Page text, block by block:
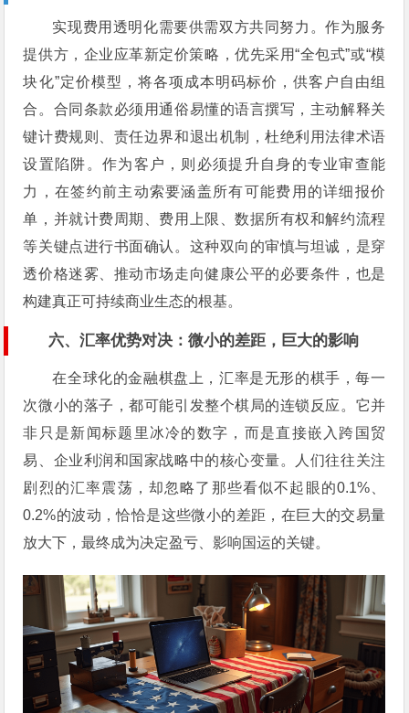
实现费用透明化需要供需双方共同努力。作为服务
提供方，企业应革新定价策略，优先采用“全包式”或“模
块化”定价模型，将各项成本明码标价，供客户自由组
合。合同条款必须用通俗易懂的语言撰写，主动解释关
键计费规则、责任边界和退出机制，杜绝利用法律术语
设置陷阱。作为客户，则必须提升自身的专业审查能
力，在签约前主动索要涵盖所有可能费用的详细报价
单，并就计费周期、费用上限、数据所有权和解约流程
等关键点进行书面确认。这种双向的审慎与坦诚，是穿
透价格迷雾、推动市场走向健康公平的必要条件，也是
构建真正可持续商业生态的根基。
六、汇率优势对决：微小的差距，巨大的影响
在全球化的金融棋盘上，汇率是无形的棋手，每一
次微小的落子，都可能引发整个棋局的连锁反应。它并
非只是新闻标题里冰冷的数字，而是直接嵌入跨国贸
易、企业利润和国家战略中的核心变量。人们往往关注
剧烈的汇率震荡，却忽略了那些看似不起眼的0.1%、
0.2%的波动，恰恰是这些微小的差距，在巨大的交易量
放大下，最终成为决定盈亏、影响国运的关键。